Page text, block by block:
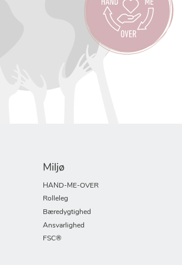
Miljø
HAND-ME-OVER
Rolleleg
Bæredygtighed
Ansvarlighed
FSC®